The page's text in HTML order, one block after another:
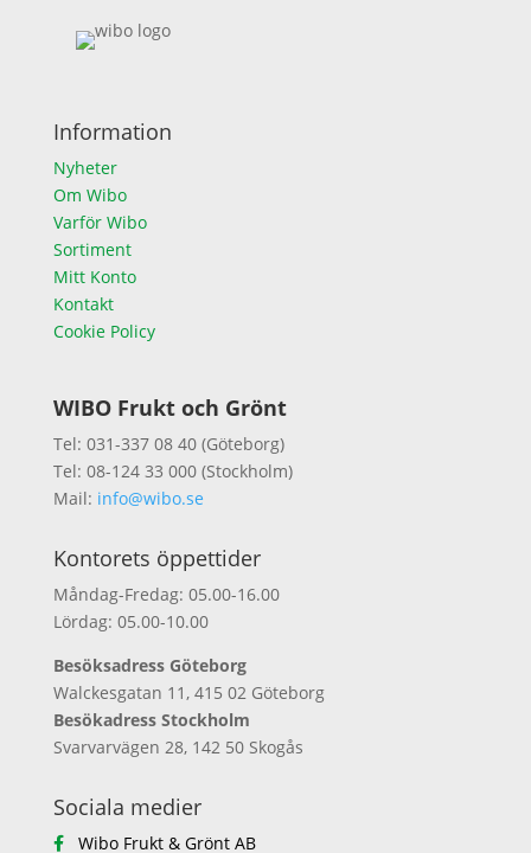
Information
Nyheter
Om Wibo
Varför Wibo
Sortiment
Mitt Konto
Kontakt
Cookie Policy
WIBO Frukt och Grönt
Tel: 031-337 08 40 (Göteborg)
Tel: 08-124 33 000 (Stockholm)
Mail: info@wibo.se
Kontorets öppettider
Måndag-Fredag: 05.00-16.00
Lördag: 05.00-10.00
Besöksadress Göteborg
Walckesgatan 11, 415 02 Göteborg
Besökadress Stockholm
Svarvarvägen 28, 142 50 Skogås
Sociala medier
Wibo Frukt & Grönt AB